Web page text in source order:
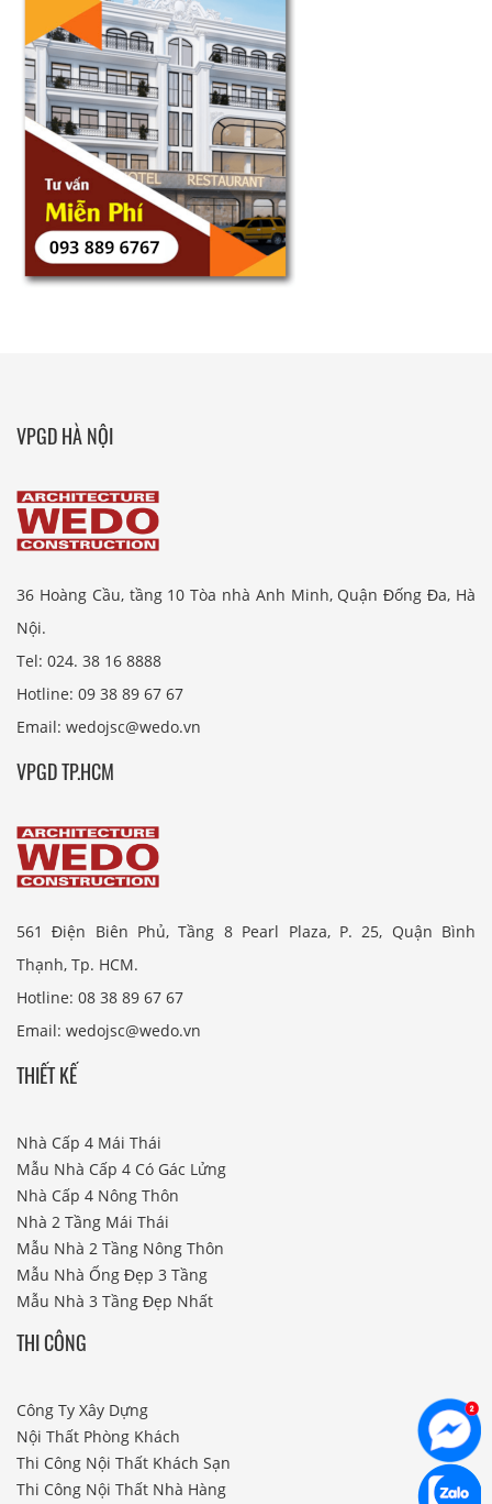
VPGD HÀ NỘI
36 Hoàng Cầu, tầng 10 Tòa nhà Anh Minh, Quận Đống Đa, Hà
Nội.
Tel: 024. 38 16 8888
Hotline: 09 38 89 67 67
Email: wedojsc@wedo.vn
VPGD TP.HCM
561 Điện Biên Phủ, Tầng 8 Pearl Plaza, P. 25, Quận Bình
Thạnh, Tp. HCM.
Hotline: 08 38 89 67 67
Email: wedojsc@wedo.vn
THIẾT KẾ
Nhà Cấp 4 Mái Thái
Mẫu Nhà Cấp 4 Có Gác Lửng
Nhà Cấp 4 Nông Thôn
Nhà 2 Tầng Mái Thái
Mẫu Nhà 2 Tầng Nông Thôn
Mẫu Nhà Ống Đẹp 3 Tầng
Mẫu Nhà 3 Tầng Đẹp Nhất
THI CÔNG
Công Ty Xây Dựng
Nội Thất Phòng Khách
Thi Công Nội Thất Khách Sạn
Thi Công Nội Thất Nhà Hàng